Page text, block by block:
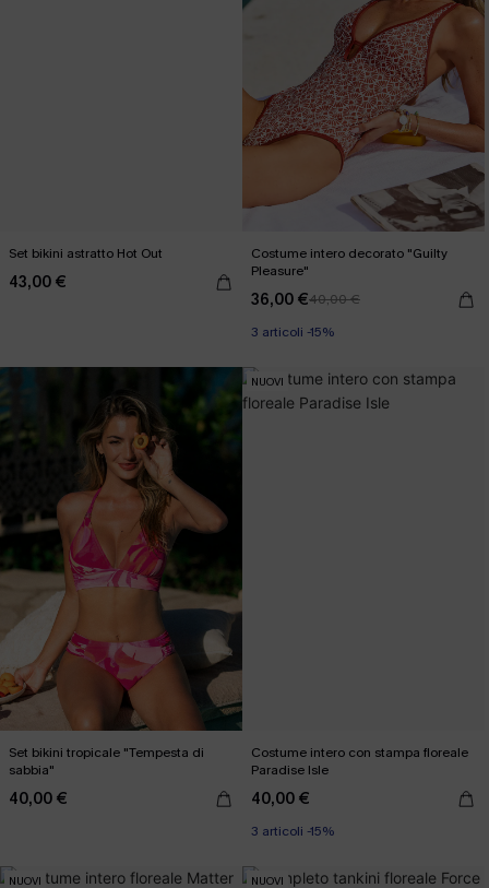
Set bikini astratto Hot Out
43,00 €
Costume intero decorato "Guilty
Pleasure"
36,00 €40,00 €
3 articoli -15%
Set bikini tropicale "Tempesta di
sabbia"
40,00 €
NUOVI
Costume intero con stampa floreale
Paradise Isle
40,00 €
3 articoli -15%
NUOVI NUOVI